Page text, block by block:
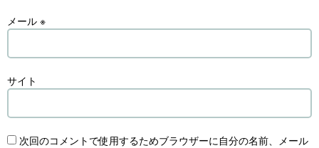
メール ※
サイト
次回のコメントで使用するためブラウザーに自分の名前、メール